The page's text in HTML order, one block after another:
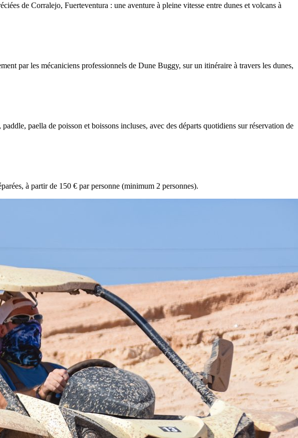
de Corralejo, Fuerteventura : une aventure à pleine vitesse entre dunes et volcans à
par les mécaniciens professionnels de Dune Buggy, sur un itinéraire à travers les dunes,
paella de poisson et boissons incluses, avec des départs quotidiens sur réservation de
à partir de 150 € par personne (minimum 2 personnes).